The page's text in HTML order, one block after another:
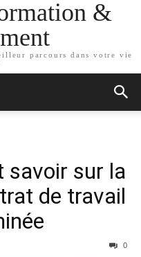
&
parcours dans votre vie
savoir sur la
de travail
0